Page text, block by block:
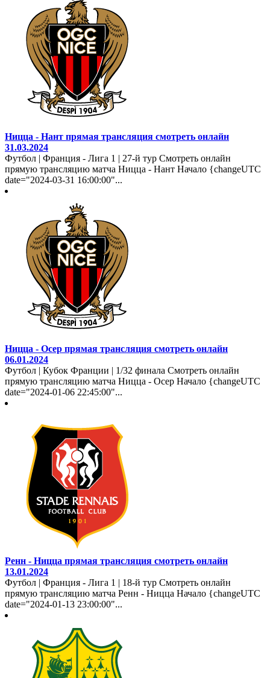
Ницца - Нант прямая трансляция смотреть онлайн
31.03.2024
Футбол | Франция - Лига 1 | 27-й тур Смотреть онлайн
прямую трансляцию матча Ницца - Нант Начало {changeUTC
date="2024-03-31 16:00:00"...
Ницца - Осер прямая трансляция смотреть онлайн
06.01.2024
Футбол | Кубок Франции | 1/32 финала Смотреть онлайн
прямую трансляцию матча Ницца - Осер Начало {changeUTC
date="2024-01-06 22:45:00"...
Ренн - Ницца прямая трансляция смотреть онлайн
13.01.2024
Футбол | Франция - Лига 1 | 18-й тур Смотреть онлайн
прямую трансляцию матча Ренн - Ницца Начало {changeUTC
date="2024-01-13 23:00:00"...